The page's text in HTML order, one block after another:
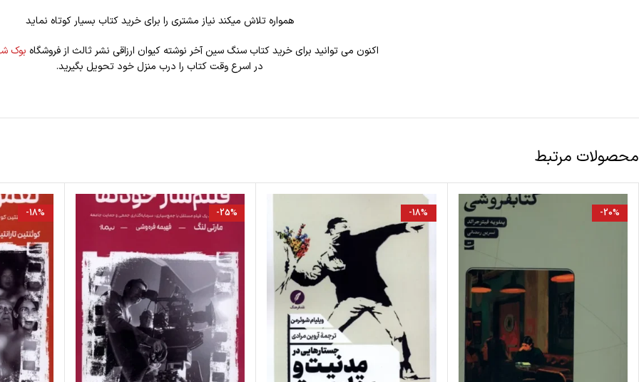
همواره تلاش میکند نیاز مشتری را برای خرید کتاب بسیار کوتاه نماید
اکنون می توانید برای خرید کتاب سنگ سین آخر نوشته کیوان ارزاقی نشر ثالث از فروشگاه بوک
در اسرع وقت کتاب را درب منزل خود تحویل بگیرید.
محصولات مرتبط
-20%
-18%
-25%
-18%